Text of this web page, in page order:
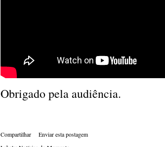
Obrigado pela audiência.
Compartilhar
Enviar esta postagem